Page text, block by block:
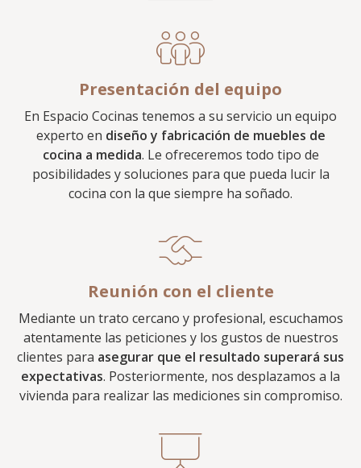
Presentación del equipo
En Espacio Cocinas tenemos a su servicio un equipo
experto en diseño y fabricación de muebles de
cocina a medida. Le ofreceremos todo tipo de
posibilidades y soluciones para que pueda lucir la
cocina con la que siempre ha soñado.
Reunión con el cliente
Mediante un trato cercano y profesional, escuchamos
atentamente las peticiones y los gustos de nuestros
clientes para asegurar que el resultado superará sus
expectativas. Posteriormente, nos desplazamos a la
vivienda para realizar las mediciones sin compromiso.